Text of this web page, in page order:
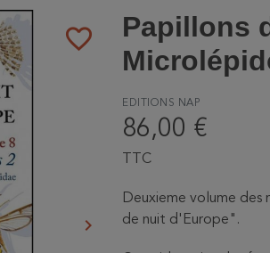
favorite_border
Suivant
keyboard_arrow_right
Papillons
EDITIONS NAP
86,00 €
TTC
Deuxieme volume
de nuit d'Europe".